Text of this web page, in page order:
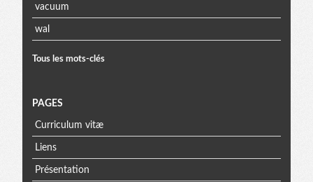
vacuum
wal
Tous les mots-clés
PAGES
Curriculum vitæ
Liens
Présentation